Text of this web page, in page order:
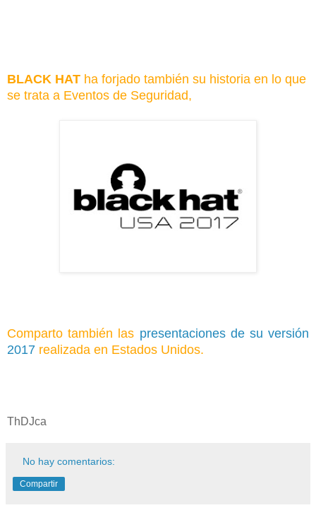
BLACK HAT ha forjado también su historia en lo que
se trata a Eventos de Seguridad,
Comparto también las presentaciones de su versión
2017 realizada en Estados Unidos.
ThDJca
No hay comentarios:
Compartir